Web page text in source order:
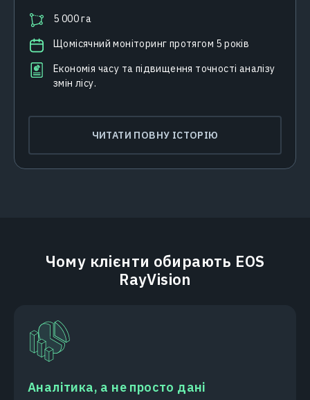
5 000 га
Щомісячний моніторинг протягом 5 років
Економія часу та підвищення точності аналізу
змін лісу.
ЧИТАТИ ПОВНУ ІСТОРІЮ
Чому клієнти обирають EOS
RayVision
Аналітика, а не просто дані